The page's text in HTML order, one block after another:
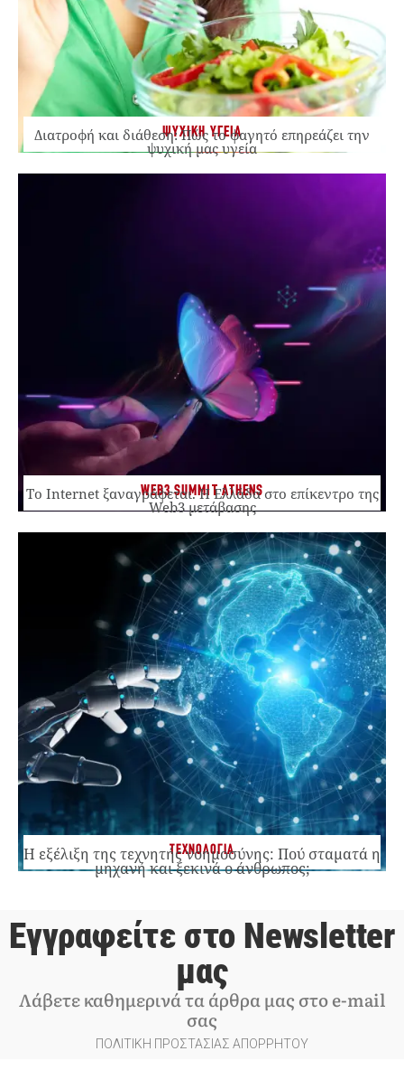
ΨΥΧΙΚΗ ΥΓΕΙΑ
Διατροφή και διάθεση: Πώς το φαγητό επηρεάζει την
ψυχική μας υγεία
WEB3 SUMMIT ATHENS
Το Internet ξαναγράφεται. Η Ελλάδα στο επίκεντρο της
Web3 μετάβασης
ΤΕΧΝΟΛΟΓΙΑ
Η εξέλιξη της τεχνητής νοημοσύνης: Πού σταματά η
μηχανή και ξεκινά ο άνθρωπος;
Εγγραφείτε στο Newsletter
μας
Λάβετε καθημερινά τα άρθρα μας στο e-mail
σας
ΠΟΛΙΤΙΚΗ ΠΡΟΣΤΑΣΙΑΣ ΑΠΟΡΡΗΤΟΥ